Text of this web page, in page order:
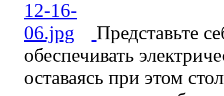
Представьте
обеспечивать
оставаясь при этом